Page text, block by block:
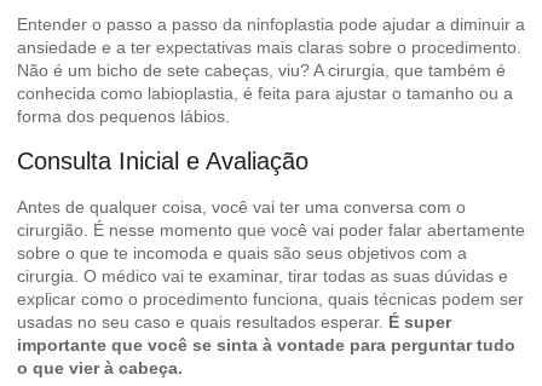
Entender o passo a passo da ninfoplastia pode ajudar a diminuir a
ansiedade e a ter expectativas mais claras sobre o procedimento.
Não é um bicho de sete cabeças, viu? A cirurgia, que também é
conhecida como labioplastia, é feita para ajustar o tamanho ou a
forma dos pequenos lábios.
Consulta Inicial e Avaliação
Antes de qualquer coisa, você vai ter uma conversa com o
cirurgião. É nesse momento que você vai poder falar abertamente
sobre o que te incomoda e quais são seus objetivos com a
cirurgia. O médico vai te examinar, tirar todas as suas dúvidas e
explicar como o procedimento funciona, quais técnicas podem ser
usadas no seu caso e quais resultados esperar. É super
importante que você se sinta à vontade para perguntar tudo
o que vier à cabeça.